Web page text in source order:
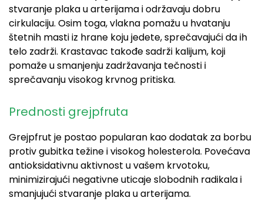
stvaranje plaka u arterijama i održavaju dobru
cirkulaciju. Osim toga, vlakna pomažu u hvatanju
štetnih masti iz hrane koju jedete, sprečavajući da ih
telo zadrži. Krastavac takođe sadrži kalijum, koji
pomaže u smanjenju zadržavanja tečnosti i
sprečavanju visokog krvnog pritiska.
Prednosti grejpfruta
Grejpfrut je postao popularan kao dodatak za borbu
protiv gubitka težine i visokog holesterola. Povećava
antioksidativnu aktivnost u vašem krvotoku,
minimizirajući negativne uticaje slobodnih radikala i
smanjujući stvaranje plaka u arterijama.